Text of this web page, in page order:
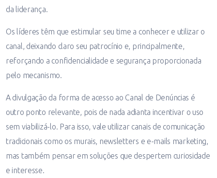
da liderança.
Os líderes têm que estimular seu time a conhecer e utilizar o
canal, deixando claro seu patrocínio e, principalmente,
reforçando a confidencialidade e segurança proporcionada
pelo mecanismo.
A divulgação da forma de acesso ao Canal de Denúncias é
outro ponto relevante, pois de nada adianta incentivar o uso
sem viabilizá-lo. Para isso, vale utilizar canais de comunicação
tradicionais como os murais, newsletters e e-mails marketing,
mas também pensar em soluções que despertem curiosidade
e interesse.